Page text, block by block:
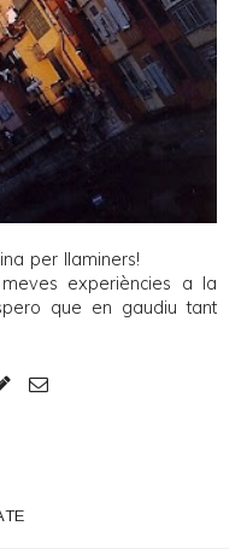
per llaminers!
experiències a la
que en gaudiu tant